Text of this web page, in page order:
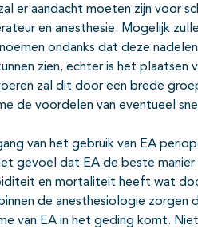
er aandacht moeten zijn voor
en anesthesie. Mogelijk
ondanks dat deze
zien, echter is het plaatsen
zal dit door een brede
de voordelen van eventueel
van het gebruik van EA
gevoel dat EA de beste manier
en mortaliteit heeft wat
de anesthesiologie
van EA in het geding komt.